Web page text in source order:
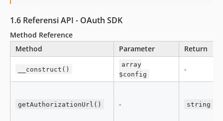
1.6 Referensi API - OAuth SDK
Method Reference
Method
Parameter Return
__construct()
array
$config
-
getAuthorizationUrl() - string